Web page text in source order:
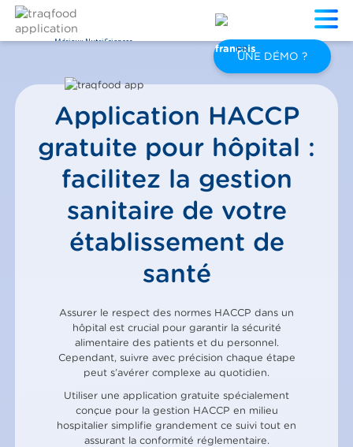
Mérieux NutriSciences
FR
UNE DÉMO ?
Application HACCP
gratuite pour hôpital :
facilitez la gestion
sanitaire de votre
établissement de
santé
Assurer le respect des normes HACCP dans un
hôpital est crucial pour garantir la sécurité
alimentaire des patients et du personnel.
Cependant, suivre avec précision chaque étape
peut s’avérer complexe au quotidien.
Utiliser une application gratuite spécialement
conçue pour la gestion HACCP en milieu
hospitalier simplifie grandement ce suivi tout en
assurant la conformité réglementaire.